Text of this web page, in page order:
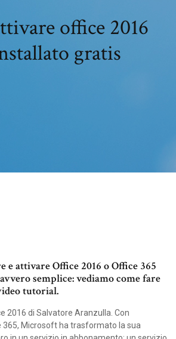
office 2016
gratis
e attivare Office 2016 o Office 365
semplice: vediamo come fare
tutorial.
2016 di Salvatore Aranzulla. Con
365, Microsoft ha trasformato la sua